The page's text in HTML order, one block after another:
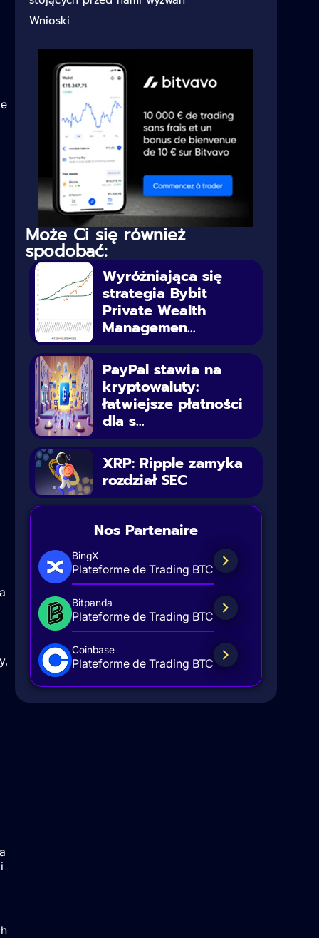
Wnioski
Może Ci się również
spodobać:
Wyróżniająca się
strategia Bybit
Private Wealth
Managemen...
PayPal stawia na
kryptowaluty:
łatwiejsze płatności
dla s...
XRP: Ripple zamyka
rozdział SEC
Nos Partenaire
BingX
Plateforme de Trading BTC
Bitpanda
Plateforme de Trading BTC
Coinbase
Plateforme de Trading BTC